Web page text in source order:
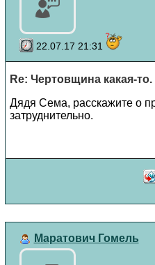
22.07.17 21:31
Re: Чертовщина какая-
Дядя Сема, расскажите о
затруднительно.
Маратович Гомель